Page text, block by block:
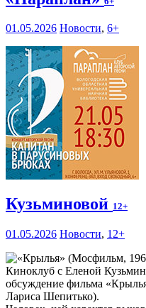
01.05.2026 Новости, 6+
Кузьминовой 12+
01.05.2026 Новости, 12+
Киноклуб с Еленой
обсуждение фильма
Лариса Шепитько).